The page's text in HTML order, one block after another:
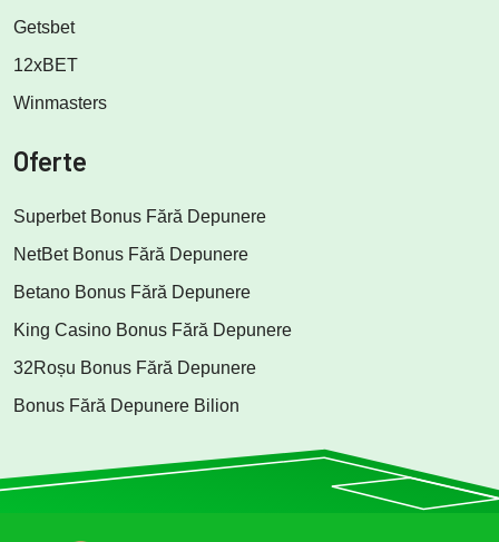
Getsbet
12xBET
Winmasters
Oferte
Superbet Bonus Fără Depunere
NetBet Bonus Fără Depunere
Betano Bonus Fără Depunere
King Casino Bonus Fără Depunere
32Roșu Bonus Fără Depunere
Bonus Fără Depunere Bilion